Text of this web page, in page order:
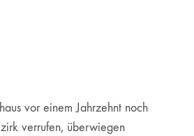
vor einem Jahrzehnt noch
verrufen, überwiegen